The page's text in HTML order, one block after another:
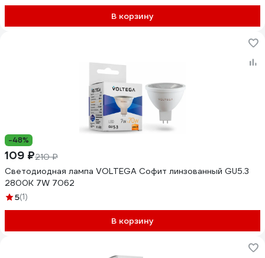
В корзину
-48%
109 ₽210 ₽
Светодиодная лампа VOLTEGA Софит линзованный GU5.3
2800К 7W 7062
5(1)
В корзину